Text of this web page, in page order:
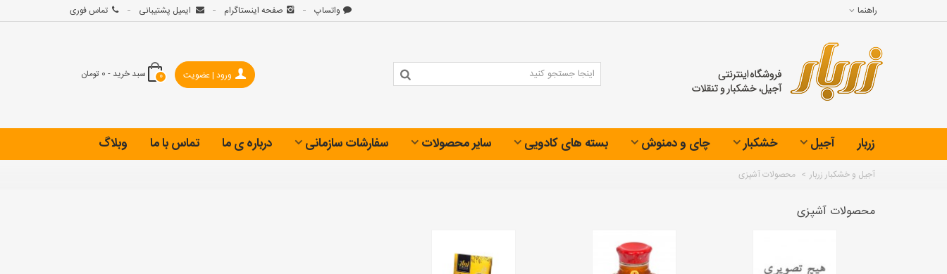
راهنما واتساپ صفحه اینستاگرام ایمیل پشتیبانی تماس فوری
0 سبد خرید - 0 تومان ورود | عضویت
زربار آجیل خشکبار چای و دمنوش بسته های کادویی سایر محصولات سفارشات سازمانی درباره ی ما تماس با ما وبلاگ
آجیل و خشکبار زربار > محصولات آشپزی
محصولات آشپزی